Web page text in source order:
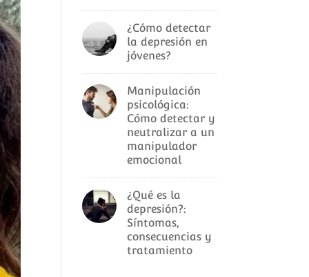
¿Cómo detectar
la depresión en
jóvenes?
Manipulación
psicológica:
Cómo detectar y
neutralizar a un
manipulador
emocional
¿Qué es la
depresión?:
Síntomas,
consecuencias y
tratamiento